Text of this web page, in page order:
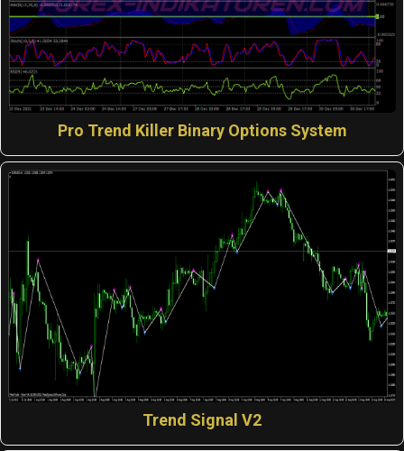
Pro Trend Killer Binary Options System
Trend Signal V2